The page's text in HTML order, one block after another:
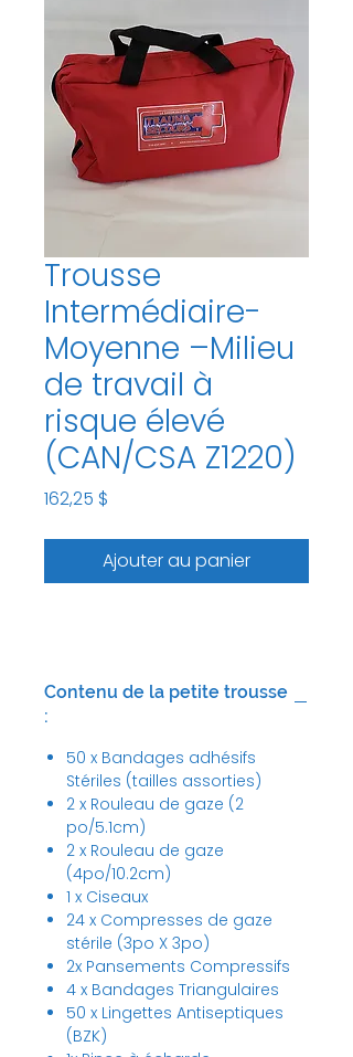
Trousse
Intermédiaire-
Moyenne –Milieu
de travail à
risque élevé
(CAN/CSA Z1220)
162,25 $
Ajouter au panier
Contenu de la petite trousse
:
50 x Bandages adhésifs
Stériles (tailles assorties)
2 x Rouleau de gaze (2
po/5.1cm)
2 x Rouleau de gaze
(4po/10.2cm)
1 x Ciseaux
24 x Compresses de gaze
stérile (3po X 3po)
2x Pansements Compressifs
4 x Bandages Triangulaires
50 x Lingettes Antiseptiques
(BZK)